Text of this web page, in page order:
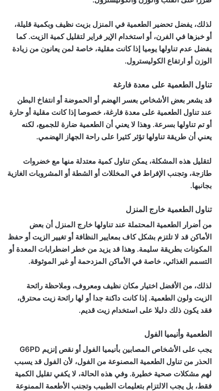
لذلك، يفضل تحضير الطعمية في المنزل بزيت نظيف وبكمية قليلة،
أو خبزها في الفرن، أو استخدام الإير فراير لتقليل كمية الزيت. كما
يفضل عدم تناولها يوميا إذا كانت مقلية، خاصة لمن يعانون من زيادة
الوزن أو ارتفاع الكوليسترول.
تناول الطعمية على معدة فارغة
قد يشعر بعض الأشخاص بعسر الهضم أو الحموضة أو انتفاخ البطن
عند تناول الطعمية على معدة فارغة، خصوصا إذا كانت مقلية أو حارة
أو تم تناولها بسرعة. وهذا لا يعني أن الطعمية ضارة للجميع، لكنه
يعني أن طريقة تناولها تؤثر كثيرا على راحة الجهاز الهضمي.
لتقليل هذه المشكلة، يمكن تناول كمية معتدلة منها مع خضروات
طازجة، وتجنب الإفراط في المخللات أو الشطة أو المشروبات الغازية
بجانبها.
تناول الطعمية خارج المنزل
من أضرار الطعمية المحتملة عند تناولها خارج المنزل أن بعض
الأماكن قد لا تلتزم بشكل كاف بمعايير النظافة أو تغيير الزيت أو حفظ
المكونات بطريقة سليمة. وهذا قد يزيد من خطر اضطرابات المعدة أو
التسمم الغذائي، خاصة في الأماكن المزدحمة أو غير الموثوقة.
لذلك، من الأفضل اختيار مكان نظيف ومعروف، وملاحظة رائحة
الزيت ولون الطعمية. إذا كانت داكنة جدا أو لها رائحة زيت محترق،
فقد يكون ذلك دليلا على استخدام زيت قديم.
الطعمية وأنيميا الفول
يجب على الأشخاص المصابين بأنيميا الفول أو نقص إنزيم G6PD
الحذر من تناول الطعمية المصنوعة من الفول، لأن الفول قد يسبب
لهم مشكلات صحية خطيرة. وفي هذه الحالة، لا يكفي تقليل الكمية
فقط، بل يجب الالتزام بتعليمات الطبيب وتجنب الأطعمة الممنوعة